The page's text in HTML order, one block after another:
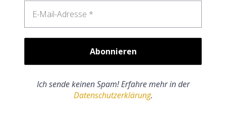
Ich sende keinen Spam! Erfahre mehr in der
Datenschutzerklärung.